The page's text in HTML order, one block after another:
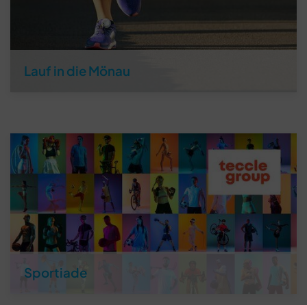
Lauf in die Mönau
Sportiade